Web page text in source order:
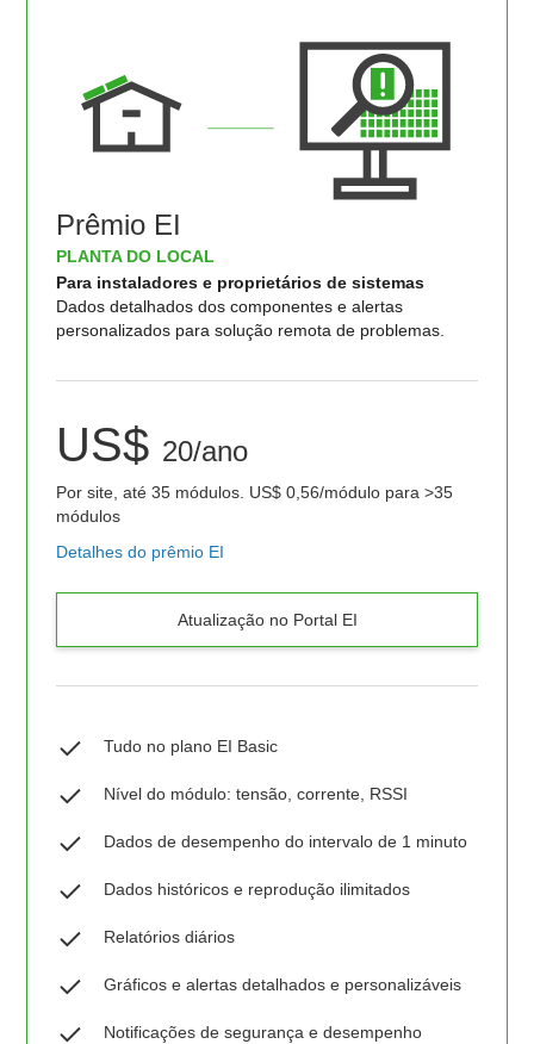
Prêmio EI
PLANTA DO LOCAL
Para instaladores e proprietários de sistemas
Dados detalhados dos componentes e alertas
personalizados para solução remota de problemas.
US$ 20/ano
Por site, até 35 módulos. US$ 0,56/módulo para >35
módulos
Detalhes do prêmio EI
Atualização no Portal EI
Tudo no plano EI Basic
Nível do módulo: tensão, corrente, RSSI
Dados de desempenho do intervalo de 1 minuto
Dados históricos e reprodução ilimitados
Relatórios diários
Gráficos e alertas detalhados e personalizáveis
Notificações de segurança e desempenho